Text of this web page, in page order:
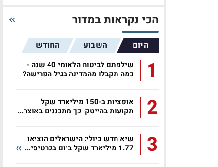
הכי נקראות במדור
היום השבוע החודש
1
שילמתם לביטוח הלאומי 40 שנה -
כמה תקבלו מהמדינה בגיל הפרישה?
2
אופציות ב-150 מיליארד שקל
תקועות בהייטק: כך מתכננים באוצר...
3
שיא חדש ביולי: הישראלים הוציאו
1.77 מיליארד שקל ביום בכרטיסי...